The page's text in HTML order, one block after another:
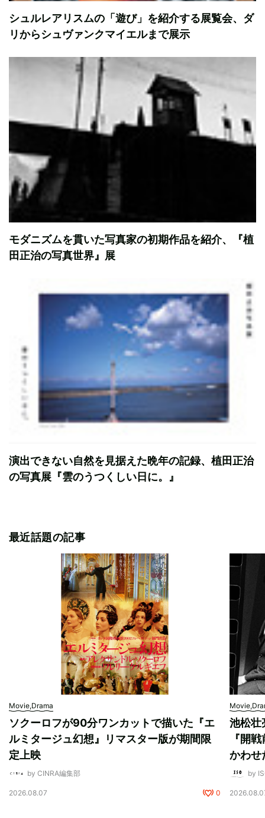
シュルレアリスムの「遊び」を紹介する展覧会、ダ
リからシュヴァンクマイエルまで展示
モダニズムを貫いた写真家の初期作品を紹介、『植
田正治の写真世界』展
演出できない自然を見据えた晩年の記録、植田正治
の写真展『雲のうつくしい日に。』
最近話題の記事
Movie,Drama
ソクーロフが90分ワンカットで描いた『エ
ルミタージュ幻想』リマスター版が期間限
定上映
by CINRA編集部
2026.08.07 0
池松壮
『開
かわせ
by